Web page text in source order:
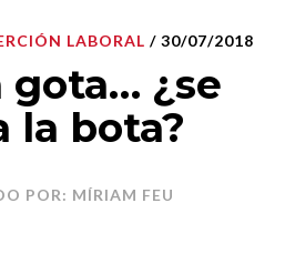
LABORAL / 30/07/2018
gota… ¿se
la bota?
POR: MÍRIAM FEU